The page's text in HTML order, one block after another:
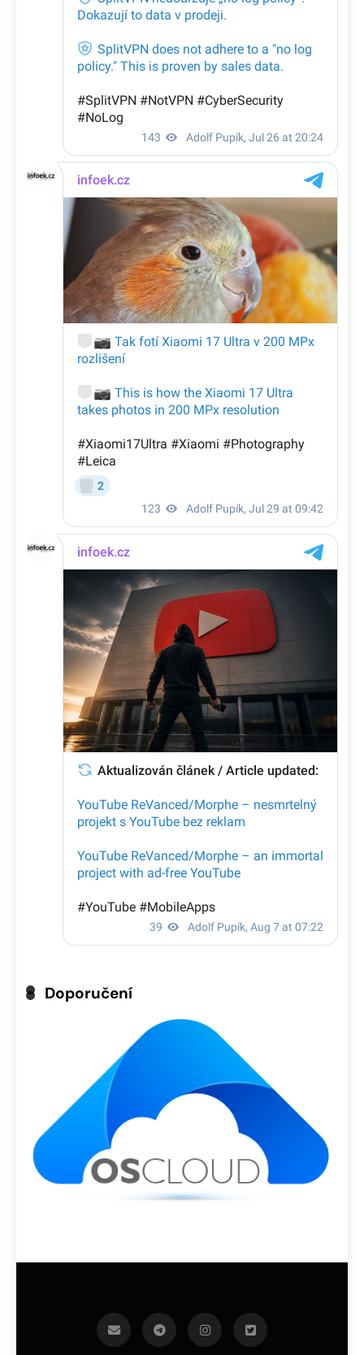
Doporučení